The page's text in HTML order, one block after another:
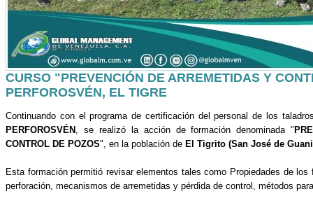
CURSO "PREVENCIÓN DE ARREMETIDAS Y
PERFOROSVÉN, EL TIGRE
Continuando con el programa de certificación del personal de los
PERFOROSVÉN , se realizó la acción de formación denominada "
CONTROL DE POZOS", en la población de El Tigrito (San José de
Esta formación permitió revisar elementos tales como Propiedades de los
perforación, mecanismos de arremetidas y pérdida de control, métodos